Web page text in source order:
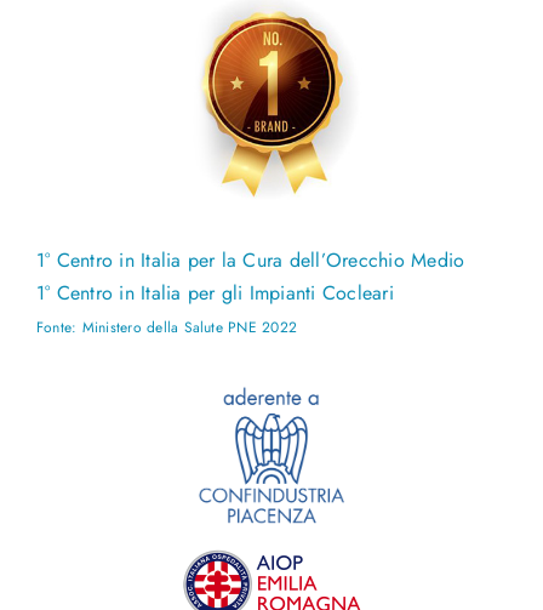
1° Centro in Italia per la Cura dell’Orecchio Medio
1° Centro in Italia per gli Impianti Cocleari
Fonte: Ministero della Salute PNE 2022